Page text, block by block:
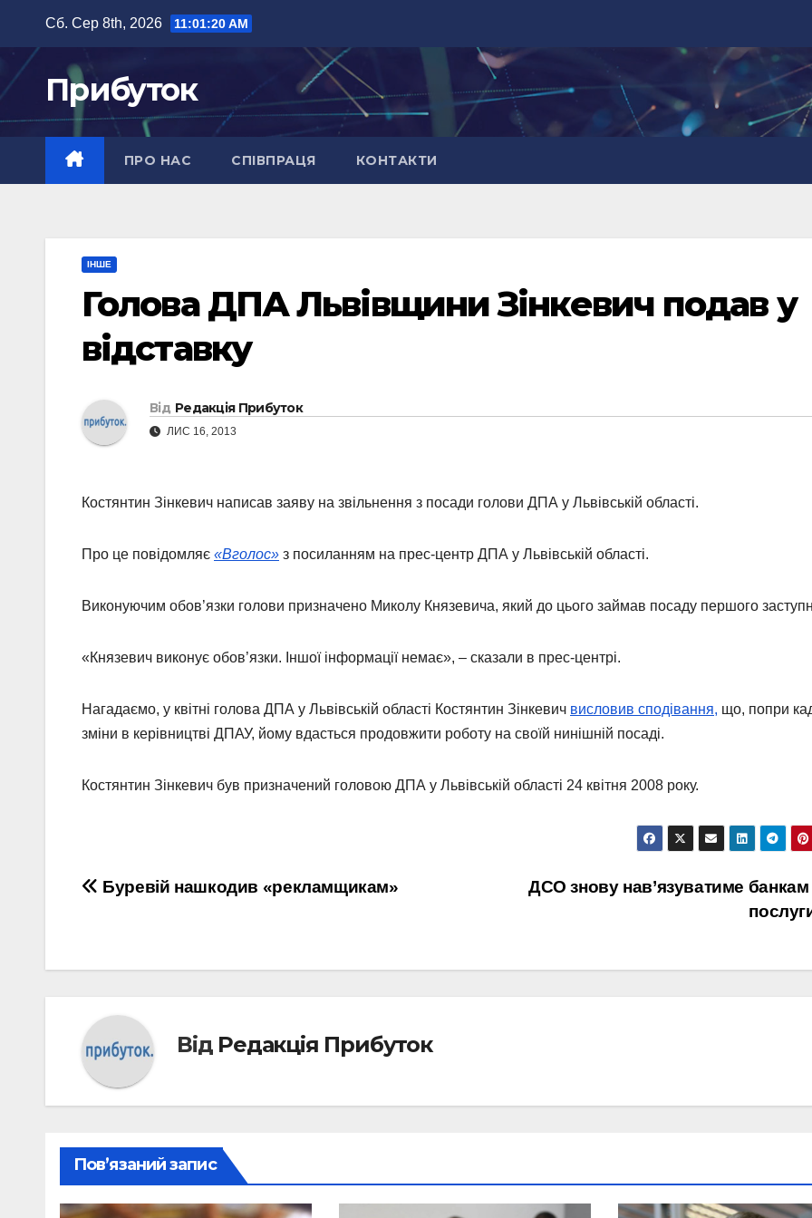
вмісту
Сб. Сер 8th, 2026 11:01:20 AM
Прибуток
ПРО НАС СПІВПРАЦЯ КОНТАКТИ
ІНШЕ
Голова ДПА Львівщини Зінкевич подав у
відставку
Від Редакція Прибуток
ЛИС 16, 2013
Костянтин Зінкевич написав заяву на звільнення з посади голови ДПА у Львівській області.
Про це повідомляє «Вголос» з посиланням на прес-центр ДПА у Львівській області.
Виконуючим обов’язки голови призначено Миколу Князевича, який до цього займав посаду першого
«Князевич виконує обов’язки. Іншої інформації немає», – сказали в прес-центрі.
Нагадаємо, у квітні голова ДПА у Львівській області Костянтин Зінкевич висловив сподівання, що, попри
зміни в керівництві ДПАУ, йому вдасться продовжити роботу на своїй нинішній посаді.
Костянтин Зінкевич був призначений головою ДПА у Львівській області 24 квітня 2008 року.
Навігація
ДСО знову нав’язуватиме банкам
Буревій нашкодив «рекламщикам»
Від Редакція Прибуток
Пов’язаний запис